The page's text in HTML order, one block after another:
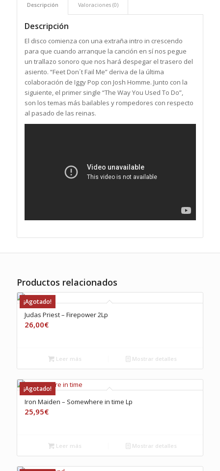
Descripción Valoraciones (0)
Descripción
El disco comienza con una extraña intro in crescendo
para que cuando arranque la canción en sí nos pegue
un trallazo sonoro que nos hará despegar el trasero del
asiento. “Feet Don´t Fail Me” deriva de la última
colaboración de Iggy Pop con Josh Homme. Junto con la
siguiente, el primer single “The Way You Used To Do”,
son los temas más bailables y rompedores con respecto
al pasado de las reinas.
Productos relacionados
¡Agotado!
Judas Priest – Firepower 2Lp
26,00€
Leer más Mostrar detalles
¡Agotado!
Iron Maiden – Somewhere in time Lp
25,95€
Leer más Mostrar detalles